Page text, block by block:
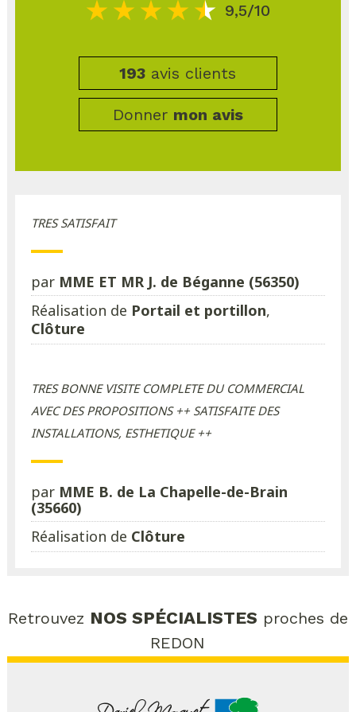
9,5/10
193 avis clients
Donner mon avis
TRES SATISFAIT
par MME ET MR J. de Béganne (56350)
Réalisation de Portail et portillon,
Clôture
TRES BONNE VISITE COMPLETE DU COMMERCIAL
AVEC DES PROPOSITIONS ++ SATISFAITE DES
INSTALLATIONS, ESTHETIQUE ++
par MME B. de La Chapelle-de-Brain
(35660)
Réalisation de Clôture
Retrouvez NOS SPÉCIALISTES proches de
REDON